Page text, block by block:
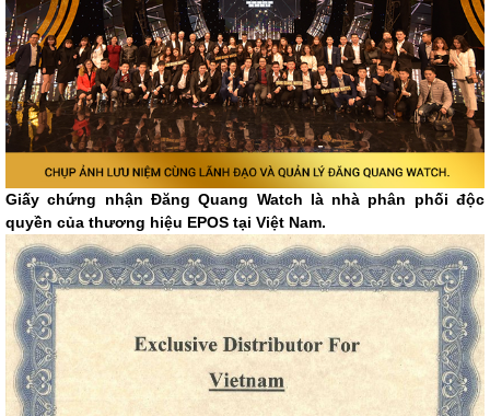
Giấy chứng nhận Đăng Quang Watch là nhà phân phối độc
quyền của thương hiệu EPOS tại Việt Nam.